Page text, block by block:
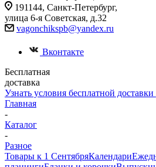
191144, Санкт-Петербург,
улица 6-я Советская, д.32
vagonchikspb@yandex.ru
Вконтакте
Бесплатная
доставка
Узнать условия бесплатной доставки
Главная
-
Каталог
-
Разное
Товары к 1 СентябряКалендари